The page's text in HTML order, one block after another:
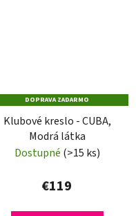
DOPRAVA ZADARMO
Klubové kreslo - CUBA,
Modrá látka
Dostupné (>15 ks)
€119